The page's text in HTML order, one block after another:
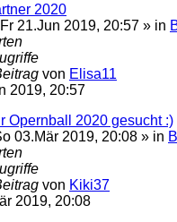
2020
Fr 21.Jun 2019, 20:57 » in
von Elisa11
2019, 20:57
Opernball 2020 gesucht :)
03.Mär 2019, 20:08 » in
von Kiki37
2019, 20:08